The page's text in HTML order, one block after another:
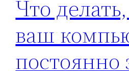
Что
ваш
постоянно